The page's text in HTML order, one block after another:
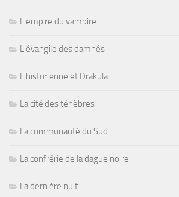
L'empire du vampire
L'évangile des damnés
L'historienne et Drakula
La cité des ténèbres
La communauté du Sud
La confrérie de la dague noire
La dernière nuit